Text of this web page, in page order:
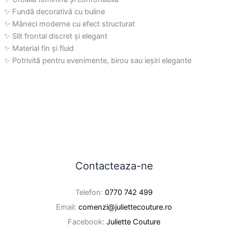
✨ Fundă decorativă cu buline
✨ Mâneci moderne cu efect structurat
✨ Slit frontal discret și elegant
✨ Material fin și fluid
✨ Potrivită pentru evenimente, birou sau ieșiri elegante
Contacteaza-ne
Telefon: 0770 742 499
Email: comenzi@juliettecouture.ro
Facebook: Juliette Couture